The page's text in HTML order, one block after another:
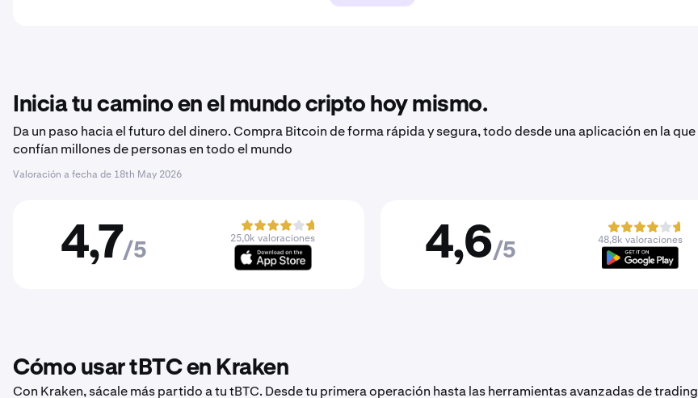
Inicia tu camino en el mundo cripto hoy mismo.
Da un paso hacia el futuro del dinero. Compra Bitcoin de forma rápida y segura, todo desde una aplicación en la que
confían millones de personas en todo el mundo
Valoración a fecha de 18th May 2026
4,7/5
25,0k valoraciones 4,6/5
48,8k valoraciones
Cómo usar tBTC en Kraken
Con Kraken, sácale más partido a tu tBTC. Desde tu primera operación hasta las herramientas avanzadas de trading